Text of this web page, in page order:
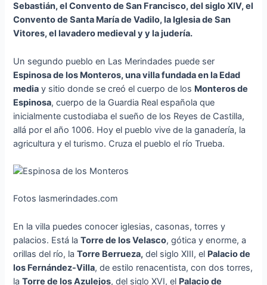
Sebastián, el Convento de San Francisco, del siglo XIV, el
Convento de Santa María de Vadilo, la Iglesia de San
Vitores, el lavadero medieval y y la judería.
Un segundo pueblo en Las Merindades puede ser
Espinosa de los Monteros, una villa fundada en la Edad
media y sitio donde se creó el cuerpo de los Monteros de
Espinosa, cuerpo de la Guardia Real española que
inicialmente custodiaba el sueño de los Reyes de Castilla,
allá por el año 1006. Hoy el pueblo vive de la ganadería, la
agricultura y el turismo. Cruza el pueblo el río Trueba.
Fotos lasmerindades.com
En la villa puedes conocer iglesias, casonas, torres y
palacios. Está laTorre de los Velasco, gótica y enorme, a
orillas del río, laTorre Berrueza, del siglo XIII, el Palacio de
los Fernández-Villa, de estilo renacentista, con dos torres,
laTorre de los Azulejos, del siglo XVI, el Palacio de